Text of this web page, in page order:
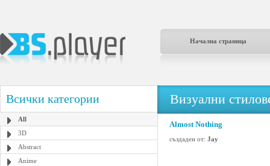
Начална страница
Всички категории
All
3D
Abstract
Anime
Визуални
Almost Nothing
създаден от: Jay